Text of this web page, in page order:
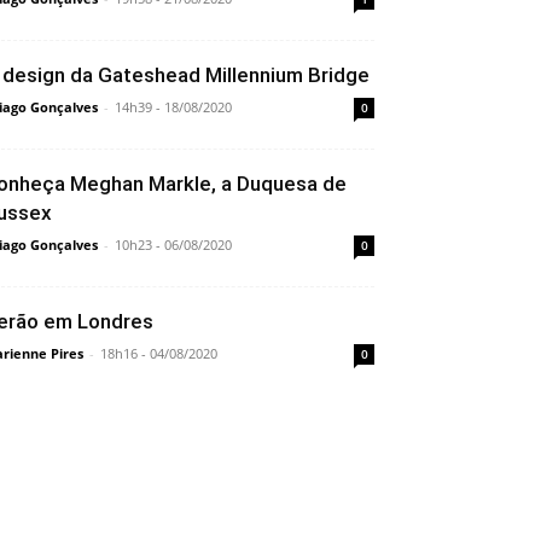
design da Gateshead Millennium Bridge
Gonçalves - 14h39 - 18/08/2020 0
Meghan Markle, a Duquesa de
Gonçalves - 10h23 - 06/08/2020 0
em Londres
Pires - 18h16 - 04/08/2020 0